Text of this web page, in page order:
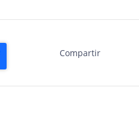
Compartir